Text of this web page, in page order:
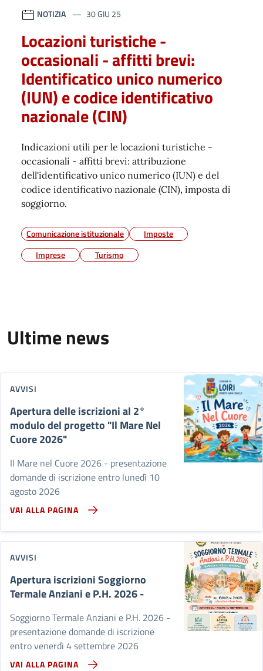
NOTIZIA 30 GIU 25
Locazioni turistiche -
occasionali - affitti brevi:
Identificatico unico numerico
(IUN) e codice identificativo
nazionale (CIN)
Indicazioni utili per le locazioni turistiche -
occasionali - affitti brevi: attribuzione
dell'identificativo unico numerico (IUN) e del
codice identificativo nazionale (CIN), imposta di
soggiorno.
Comunicazione istituzionale
Imposte
Imprese
Turismo
Ultime news
AVVISI
Apertura delle iscrizioni al 2°
modulo del progetto "Il Mare Nel
Cuore 2026"
Il Mare nel Cuore 2026 - presentazione
domande di iscrizione entro lunedì 10
agosto 2026
VAI ALLA PAGINA
AVVISI
Apertura iscrizioni Soggiorno
Termale Anziani e P.H. 2026 -
Soggiorno Termale Anziani e P.H. 2026 -
presentazione domande di iscrizione
entro venerdì 4 settembre 2026
VAI ALLA PAGINA